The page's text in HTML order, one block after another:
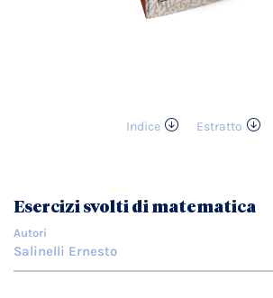
Indice
Estratto
galleria
di
immagini
Esercizi svolti di matematica
Autori
Salinelli Ernesto